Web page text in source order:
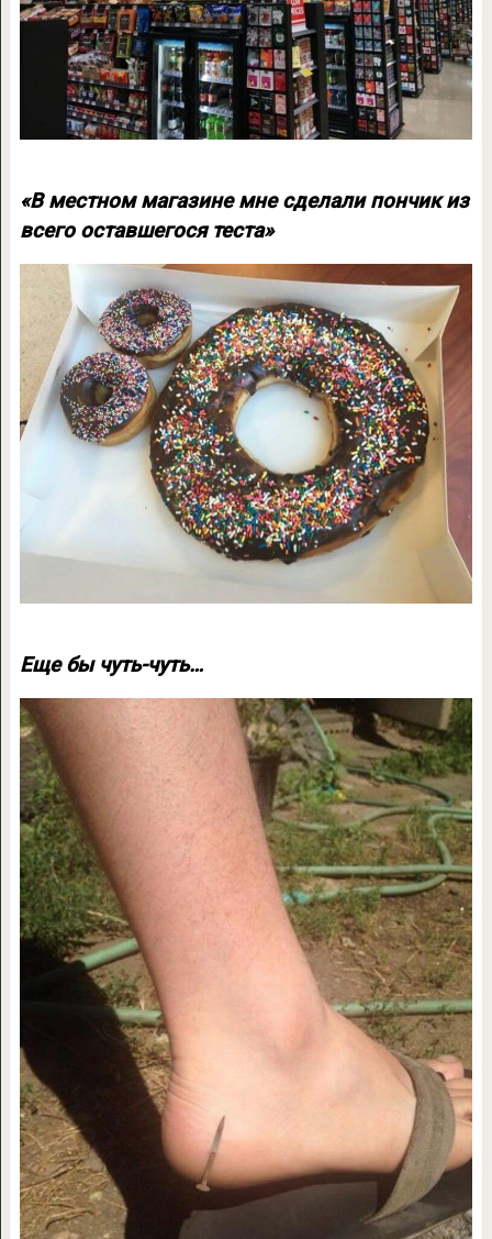
«В местном магазине мне сделали пончик из
всего оставшегося теста»
Еще бы чуть-чуть…